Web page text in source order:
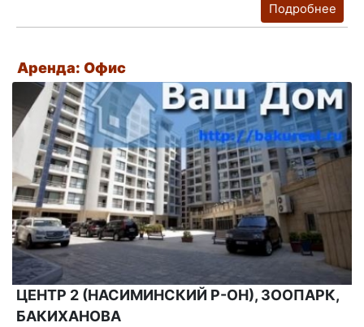
Подробнее
Аренда: Офис
ЦЕНТР 2 (НАСИМИНСКИЙ Р-ОН), ЗООПАРК,
БАКИХАНОВА